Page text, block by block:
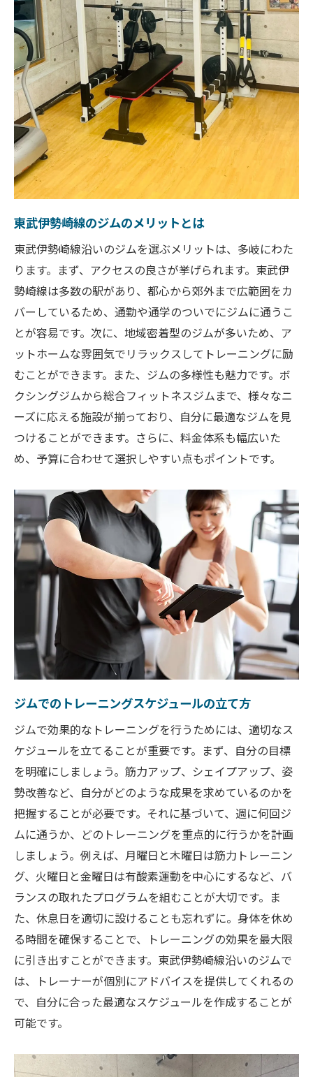
東武伊勢崎線のジムのメリットとは
東武伊勢崎線沿いのジムを選ぶメリットは、多岐にわた
ります。まず、アクセスの良さが挙げられます。東武伊
勢崎線は多数の駅があり、都心から郊外まで広範囲をカ
バーしているため、通勤や通学のついでにジムに通うこ
とが容易です。次に、地域密着型のジムが多いため、ア
ットホームな雰囲気でリラックスしてトレーニングに励
むことができます。また、ジムの多様性も魅力です。ボ
クシングジムから総合フィットネスジムまで、様々なニ
ーズに応える施設が揃っており、自分に最適なジムを見
つけることができます。さらに、料金体系も幅広いた
め、予算に合わせて選択しやすい点もポイントです。
ジムでのトレーニングスケジュールの立て方
ジムで効果的なトレーニングを行うためには、適切なス
ケジュールを立てることが重要です。まず、自分の目標
を明確にしましょう。筋力アップ、シェイプアップ、姿
勢改善など、自分がどのような成果を求めているのかを
把握することが必要です。それに基づいて、週に何回ジ
ムに通うか、どのトレーニングを重点的に行うかを計画
しましょう。例えば、月曜日と木曜日は筋力トレーニン
グ、火曜日と金曜日は有酸素運動を中心にするなど、バ
ランスの取れたプログラムを組むことが大切です。ま
た、休息日を適切に設けることも忘れずに。身体を休め
る時間を確保することで、トレーニングの効果を最大限
に引き出すことができます。東武伊勢崎線沿いのジムで
は、トレーナーが個別にアドバイスを提供してくれるの
で、自分に合った最適なスケジュールを作成することが
可能です。